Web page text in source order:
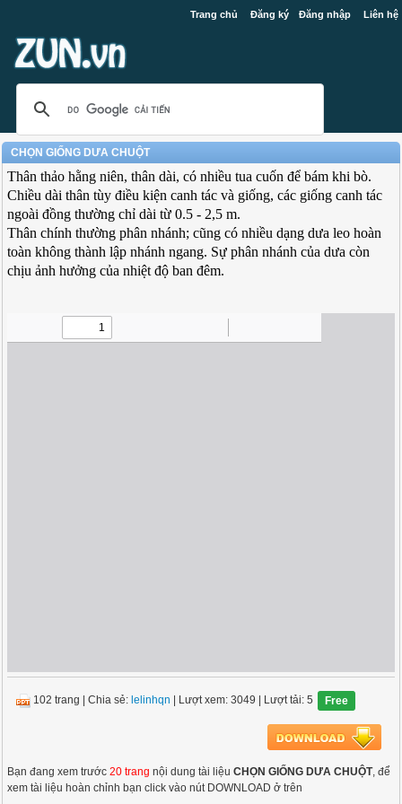
Trang chủ Đăng ký Đăng nhập Liên hệ
CHỌN GIỐNG DƯA CHUỘT
Thân thảo hằng niên, thân dài, có nhiều tua cuốn để bám khi bò.
Chiều dài thân tùy điều kiện canh tác và giống, các giống canh tác
ngoài đồng thường chỉ dài từ 0.5 - 2,5 m.
Thân chính thường phân nhánh; cũng có nhiều dạng dưa leo hoàn
toàn không thành lập nhánh ngang. Sự phân nhánh của dưa còn
chịu ảnh hưởng của nhiệt độ ban đêm.
102 trang |Chia sẻ: lelinhqn | Lượt xem: 3049 | Lượt tải: 5 Free
Bạn đang xem trước20 trang nội dung tài liệuCHỌN GIỐNG DƯA CHUỘT, để
xem tài liệu hoàn chỉnh bạn click vào nút DOWNLOAD ở trên